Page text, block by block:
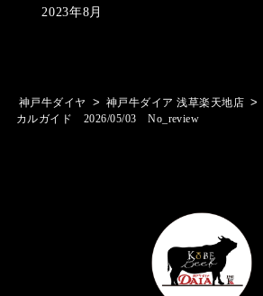
2023年8月
神戸牛ダイヤ > 神戸牛ダイア 浅草楽天地店 >
カルガイド 2026/05/03 No_review